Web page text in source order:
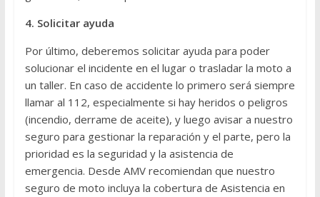
4. Solicitar ayuda
Por último, deberemos solicitar ayuda para poder
solucionar el incidente en el lugar o trasladar la moto a
un taller. En caso de accidente lo primero será siempre
llamar al 112, especialmente si hay heridos o peligros
(incendio, derrame de aceite), y luego avisar a nuestro
seguro para gestionar la reparación y el parte, pero la
prioridad es la seguridad y la asistencia de
emergencia. Desde AMV recomiendan que nuestro
seguro de moto incluya la cobertura de Asistencia en